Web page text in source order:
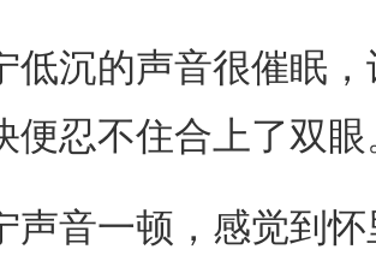
的声音很催眠，
便忍不住合上了双眼
音一顿，感觉到怀